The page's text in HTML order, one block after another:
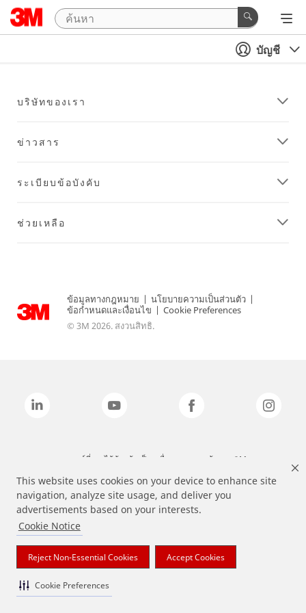
This website uses cookies on your device to enhance site
navigation, analyze site usage, and deliver you
advertisements based on your interests.
Cookie Notice
Reject Non-Essential Cookies Accept Cookies
Cookie Preferences
บัญชี
บริษัทของเรา
ข่าวสาร
ระเบียบข้อบังคับ
ช่วยเหลือ
ข้อมูลทางกฎหมาย | นโยบายความเป็นส่วนตัว |
ข้อกำหนดและเงื่อนไข | Cookie Preferences
© 3M 2026. สงวนสิทธิ.
แบรนด์ที่ระบุไว้ข้างต้นเป็นเครื่องหมายการค้าของ 3M